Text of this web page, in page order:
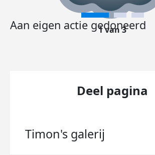
Aan eigen actie gedoneerd
1 van 3
Deel pagina
Timon's galerij